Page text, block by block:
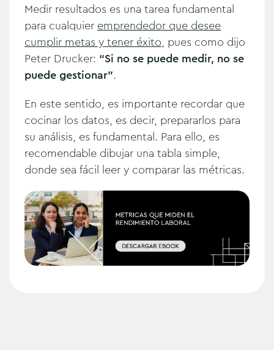
Medir resultados es una tarea fundamental
para cualquier emprendedor que desee
cumplir metas y tener éxito, pues como dijo
Peter Drucker: “Si no se puede medir, no se
puede gestionar”.
En este sentido, es importante recordar que
cocinar los datos, es decir, prepararlos para
su análisis, es fundamental. Para ello, es
recomendable dibujar una tabla simple,
donde sea fácil leer y comparar las métricas.